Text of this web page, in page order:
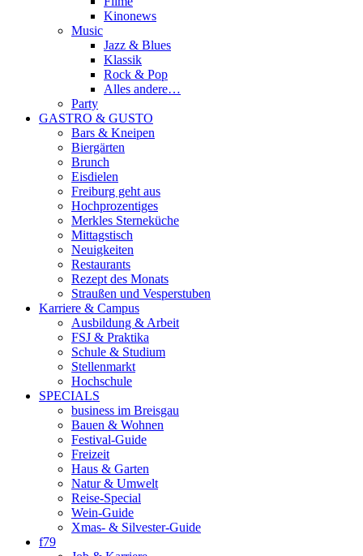
Kinonews
Music
Jazz & Blues
Klassik
Rock & Pop
Alles andere…
Party
GASTRO & GUSTO
Bars & Kneipen
Biergärten
Brunch
Eisdielen
Freiburg geht aus
Hochprozentiges
Merkles Sterneküche
Mittagstisch
Neuigkeiten
Restaurants
Rezept des Monats
Straußen und Vesperstuben
Karriere & Campus
Ausbildung & Arbeit
FSJ & Praktika
Schule & Studium
Stellenmarkt
Hochschule
SPECIALS
business im Breisgau
Bauen & Wohnen
Festival-Guide
Freizeit
Haus & Garten
Natur & Umwelt
Reise-Special
Wein-Guide
Xmas- & Silvester-Guide
f79